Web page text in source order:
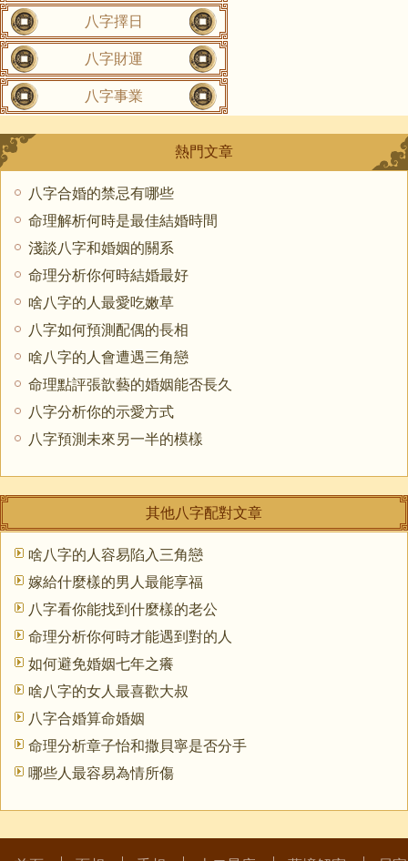
八字擇日
八字財運
八字事業
熱門文章
八字合婚的禁忌有哪些
命理解析何時是最佳結婚時間
淺談八字和婚姻的關系
命理分析你何時結婚最好
啥八字的人最愛吃嫩草
八字如何預測配偶的長相
啥八字的人會遭遇三角戀
命理點評張歆藝的婚姻能否長久
八字分析你的示愛方式
八字預測未來另一半的模樣
其他八字配對文章
啥八字的人容易陷入三角戀
嫁給什麼樣的男人最能享福
八字看你能找到什麼樣的老公
命理分析你何時才能遇到對的人
如何避免婚姻七年之癢
啥八字的女人最喜歡大叔
八字合婚算命婚姻
命理分析章子怡和撒貝寧是否分手
哪些人最容易為情所傷